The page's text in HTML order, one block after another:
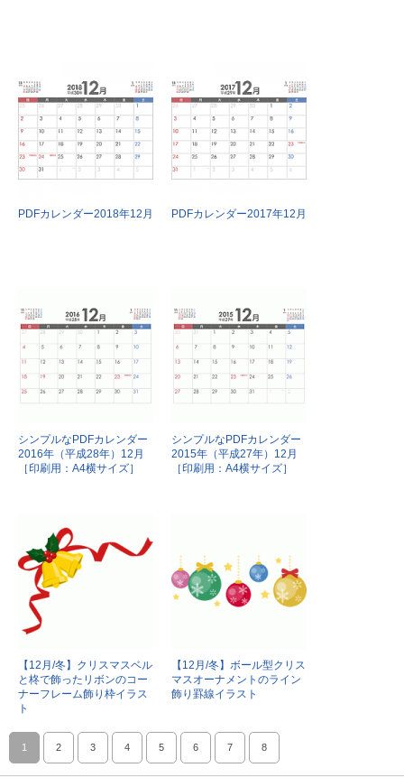
PDFカレンダー2018年12月 PDFカレンダー2017年12月
シンプルなPDFカレンダー
2016年（平成28年）12月
［印刷用：A4横サイズ］
シンプルなPDFカレンダー
2015年（平成27年）12月
［印刷用：A4横サイズ］
【12月/冬】クリスマスベル
と柊で飾ったリボンのコー
ナーフレーム飾り枠イラス
ト
【12月/冬】ボール型クリス
マスオーナメントのライン
飾り罫線イラスト
1 2 3 4 5 6 7 8